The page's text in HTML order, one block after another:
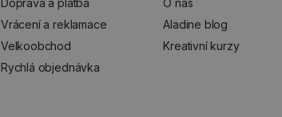
Doprava a platba
Vrácení a reklamace
Velkoobchod
Rychlá objednávka
O nás
Aladine blog
Kreativní kurzy